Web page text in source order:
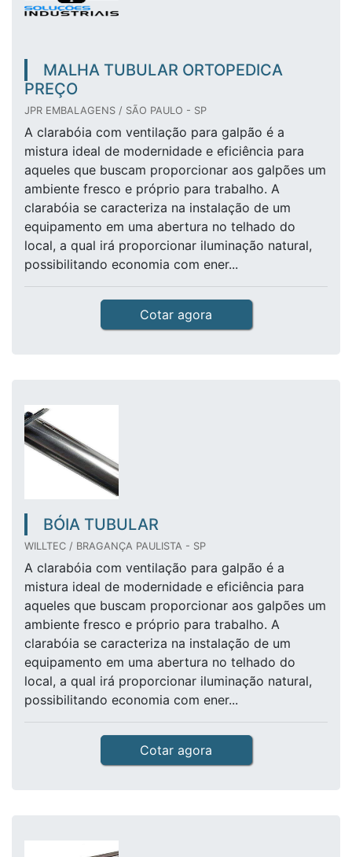
MALHA TUBULAR ORTOPEDICA
PREÇO
JPR EMBALAGENS / SÃO PAULO - SP
A clarabóia com ventilação para galpão é a
mistura ideal de modernidade e eficiência para
aqueles que buscam proporcionar aos galpões um
ambiente fresco e próprio para trabalho. A
clarabóia se caracteriza na instalação de um
equipamento em uma abertura no telhado do
local, a qual irá proporcionar iluminação natural,
possibilitando economia com ener...
Cotar agora
BÓIA TUBULAR
WILLTEC / BRAGANÇA PAULISTA - SP
A clarabóia com ventilação para galpão é a
mistura ideal de modernidade e eficiência para
aqueles que buscam proporcionar aos galpões um
ambiente fresco e próprio para trabalho. A
clarabóia se caracteriza na instalação de um
equipamento em uma abertura no telhado do
local, a qual irá proporcionar iluminação natural,
possibilitando economia com ener...
Cotar agora